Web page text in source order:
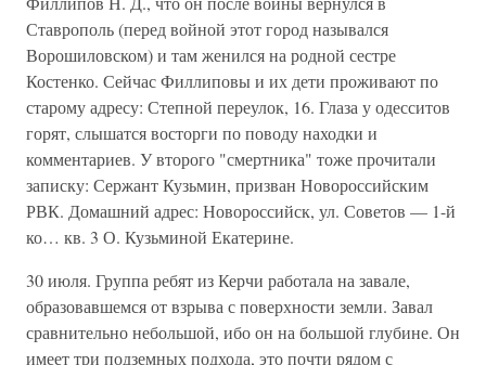
Ставрополь (перед войной этот город назывался
Ворошиловском) и там женился на родной сестре
Костенко. Сейчас Филлиповы и их дети проживают по
старому адресу: Степной переулок, 16. Глаза у одесситов
горят, слышатся восторги по поводу находки и
комментариев. У второго "смертника" тоже прочитали
записку: Сержант Кузьмин, призван Новороссийским
РВК. Домашний адрес: Новороссийск, ул. Советов — 1-й
ко… кв. 3 О. Кузьминой Екатерине.
30 июля. Группа ребят из Керчи работала на завале,
образовавшемся от взрыва с поверхности земли. Завал
сравнительно небольшой, ибо он на большой глубине. Он
имеет три подземных подхода, это почти рядом с